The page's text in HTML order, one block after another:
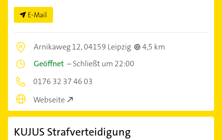
E-Mail
Arnikaweg 12,04159 Leipzig
4,5 km
Geöffnet –Schließt um 22:00
0176 32 37 46 03
Webseite
KUJUS Strafverteidigung